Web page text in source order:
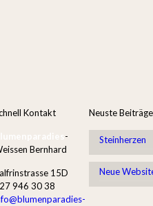
Kontakt
-
Bernhard
15D
946 30 38
Neuste Beiträge
Steinherzen
Neue